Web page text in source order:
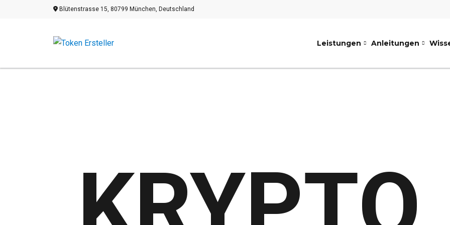
Blütenstrasse 15, 80799 München, Deutschland
Leistungen Anleitungen